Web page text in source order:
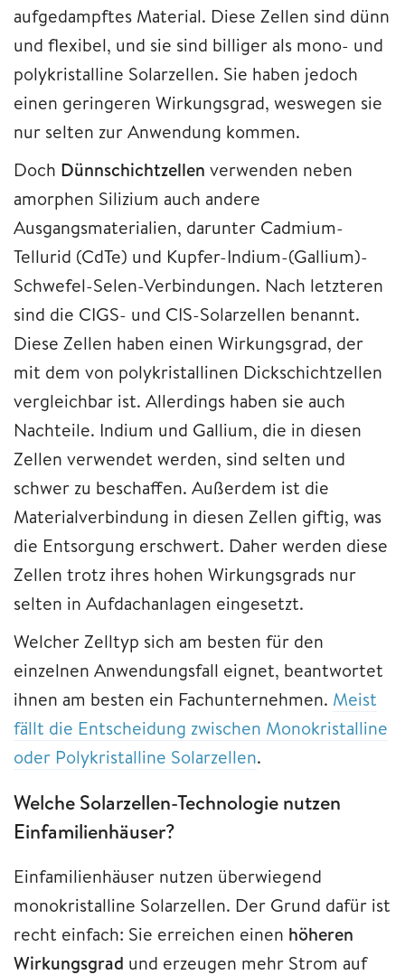
aufgedampftes Material. Diese Zellen sind dünn
und flexibel, und sie sind billiger als mono- und
polykristalline Solarzellen. Sie haben jedoch
einen geringeren Wirkungsgrad, weswegen sie
nur selten zur Anwendung kommen.
Doch Dünnschichtzellen verwenden neben
amorphen Silizium auch andere
Ausgangsmaterialien, darunter Cadmium-
Tellurid (CdTe) und Kupfer-Indium-(Gallium)-
Schwefel-Selen-Verbindungen. Nach letzteren
sind die CIGS- und CIS-Solarzellen benannt.
Diese Zellen haben einen Wirkungsgrad, der
mit dem von polykristallinen Dickschichtzellen
vergleichbar ist. Allerdings haben sie auch
Nachteile. Indium und Gallium, die in diesen
Zellen verwendet werden, sind selten und
schwer zu beschaffen. Außerdem ist die
Materialverbindung in diesen Zellen giftig, was
die Entsorgung erschwert. Daher werden diese
Zellen trotz ihres hohen Wirkungsgrads nur
selten in Aufdachanlagen eingesetzt.
Welcher Zelltyp sich am besten für den
einzelnen Anwendungsfall eignet, beantwortet
ihnen am besten ein Fachunternehmen. Meist
fällt die Entscheidung zwischen Monokristalline
oder Polykristalline Solarzellen.
Welche Solarzellen-Technologie nutzen
Einfamilienhäuser?
Einfamilienhäuser nutzen überwiegend
monokristalline Solarzellen. Der Grund dafür ist
recht einfach: Sie erreichen einen höheren
Wirkungsgrad und erzeugen mehr Strom auf